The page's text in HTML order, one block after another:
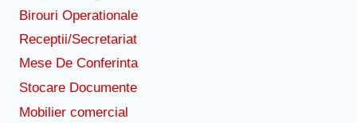
Birouri Operationale
Receptii/Secretariat
Mese De Conferinta
Stocare Documente
Mobilier comercial